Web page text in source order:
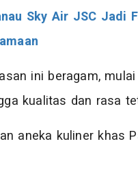
Sky Air JSC Jadi
ini beragam,
kualitas dan rasa
aneka kuliner khas